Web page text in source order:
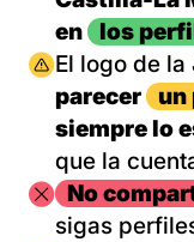
en
los
Imagen
El logo de
parecer
un
siempre lo
que la
Imagen
No
sigas